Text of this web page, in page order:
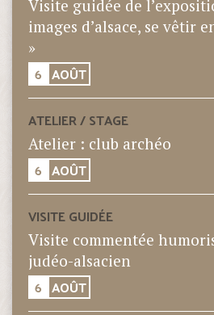
Visite guidée de
images d’alsace, se vêtir
»
6 AOÛT
ATELIER / STAGE
Atelier : club archéo
6 AOÛT
VISITE GUIDÉE
Visite commentée
judéo-alsacien
6 AOÛT